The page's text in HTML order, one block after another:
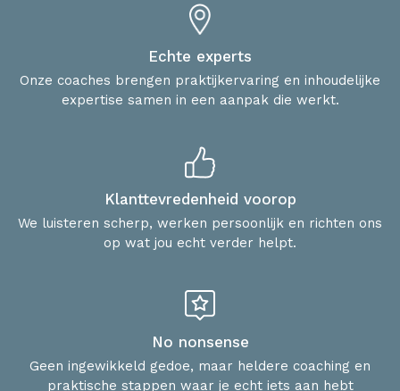
Echte experts
Onze coaches brengen praktijkervaring en inhoudelijke
expertise samen in een aanpak die werkt.
Klanttevredenheid voorop
We luisteren scherp, werken persoonlijk en richten ons
op wat jou echt verder helpt.
No nonsense
Geen ingewikkeld gedoe, maar heldere coaching en
praktische stappen waar je echt iets aan hebt